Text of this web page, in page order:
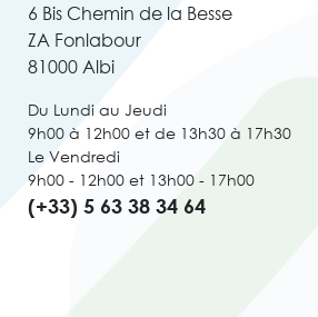
6 Bis Chemin de la Besse
ZA Fonlabour
81000 Albi
Du Lundi au Jeudi
9h00 à 12h00 et de 13h30 à 17h30
Le Vendredi
9h00 - 12h00 et 13h00 - 17h00
(+33) 5 63 38 34 64